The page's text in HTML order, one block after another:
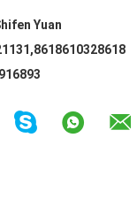
Yuan